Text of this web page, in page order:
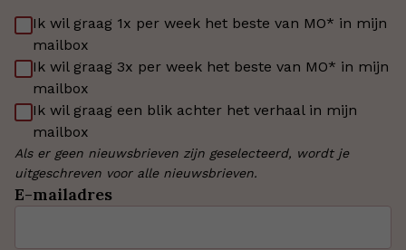
Ik wil graag 1x per week het beste van MO* in mijn
mailbox
Ik wil graag 3x per week het beste van MO* in mijn
mailbox
Ik wil graag een blik achter het verhaal in mijn
mailbox
Als er geen nieuwsbrieven zijn geselecteerd, wordt je
uitgeschreven voor alle nieuwsbrieven.
E-mailadres